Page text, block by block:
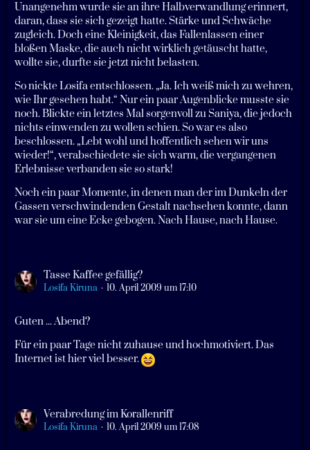
Unangenehm wurde sie an ihre Halbverwandlung erinnert,
daran, dass sie sich gezeigt hatte. Stärke und Schwäche
zugleich. Doch eine Kleinigkeit, das Fallenlassen einer
bloßen Maske, die auch nicht wirklich getäuscht hatte,
wollte sie, durfte sie jetzt nicht belasten.
So nickte Losifa entschlossen. „Ja. Ich weiß mich zu wehren,
wie Ihr gesehen habt.“ Nur ein paar Augenblicke musste sie
noch. Blickte ein letztes Mal sorgenvoll zu Saniya, die jedoch
nichts einwenden zu wollen schien. So war es also
beschlossen. „Lebt wohl und hoffentlich sehen wir uns
wieder!“, verabschiedete sie sich warm, die vergangenen
Erlebnisse verbanden sie so stark!
Noch ein paar Momente, in denen man der im Dunkeln der
Gassen verschwindenden Gestalt nachsehen konnte, dann
war sie um eine Ecke gebogen. Nach Hause, nach Hause.
Tasse Kaffee gefällig?
Losifa Kiruna 10. April 2009 um 17:10
Guten ... Abend?
Für ein paar Tage nicht zuhause und hochmotiviert. Das
Internet ist hier viel besser.
Verabredung im Korallenriff
Losifa Kiruna 10. April 2009 um 17:08